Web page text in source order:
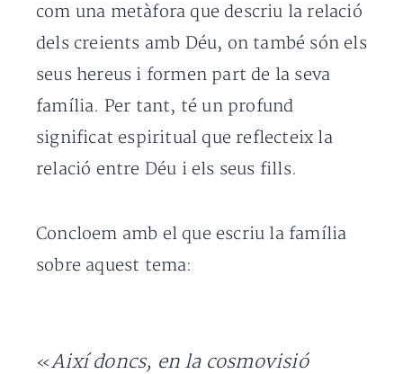
com una metàfora que descriu la relació
dels creients amb Déu, on també són els
seus hereus i formen part de la seva
família. Per tant, té un profund
significat espiritual que reflecteix la
relació entre Déu i els seus fills.
Concloem amb el que escriu la família
sobre aquest tema:
«Així doncs, en la cosmovisió